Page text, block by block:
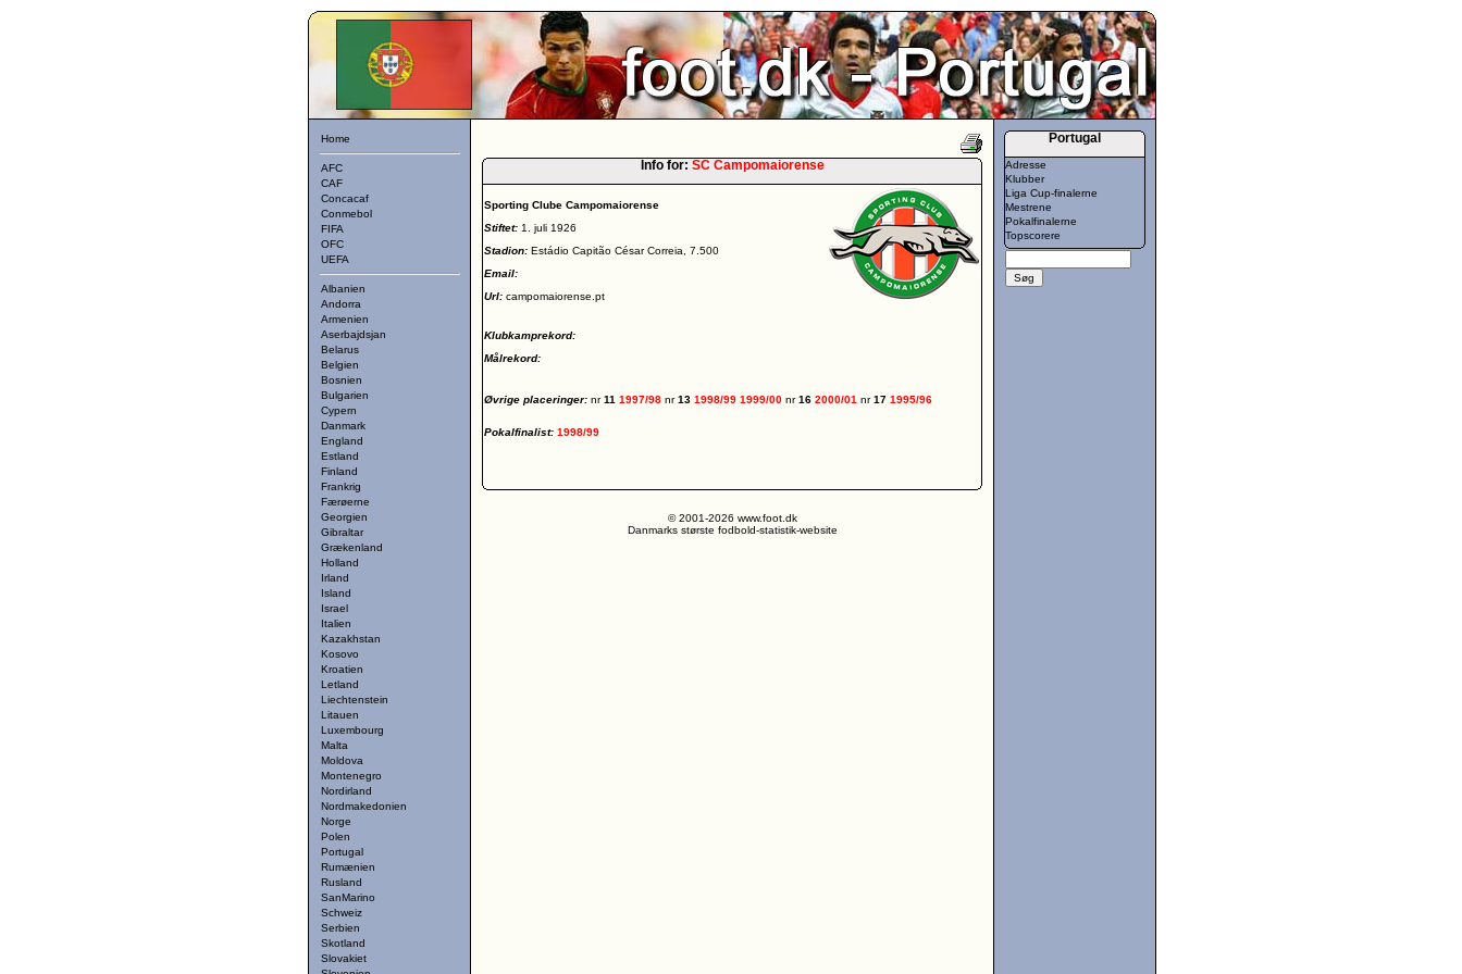
Home
AFC
CAF
Concacaf
Conmebol
FIFA
OFC
UEFA
Albanien
Andorra
Armenien
Aserbajdsjan
Belarus
Belgien
Bosnien
Bulgarien
Cypern
Danmark
England
Estland
Finland
Frankrig
Færøerne
Georgien
Gibraltar
Grækenland
Holland
Irland
Island
Israel
Italien
Kazakhstan
Kosovo
Kroatien
Letland
Liechtenstein
Litauen
Luxembourg
Malta
Moldova
Montenegro
Nordirland
Nordmakedonien
Norge
Polen
Portugal
Rumænien
Rusland
SanMarino
Schweiz
Serbien
Skotland
Slovakiet
Info for: SC Campomaiorense
Sporting Clube Campomaiorense
Stiftet: 1. juli 1926
Stadion: Estádio Capitão César Correia, 7.500
Email:
Url: campomaiorense.pt
Klubkamprekord:
Målrekord:
Øvrige placeringer: nr11 1997/98 nr13 1998/99 1999/00 nr16 2000/01 nr17 1995/96
Pokalfinalist: 1998/99
© 2001-2026 www.foot.dk
Danmarks største fodbold-statistik-website
Portugal
Adresse
Klubber
Liga Cup-finalerne
Mestrene
Pokalfinalerne
Topscorere